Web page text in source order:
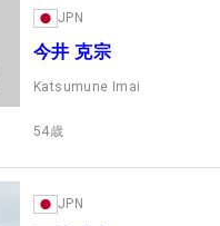
JPN
今井 克宗
Katsumune Imai
54歳
JPN